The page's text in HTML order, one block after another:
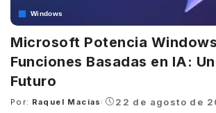
Windows
Microsoft Potencia Windows
Funciones Basadas en IA:
Futuro
Posted
Por: Raquel Macias 22 de agosto de